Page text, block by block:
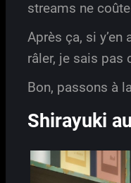
streams ne
Après ça, si y’en
râler, je sais pas
Bon, passons à
Shirayuki